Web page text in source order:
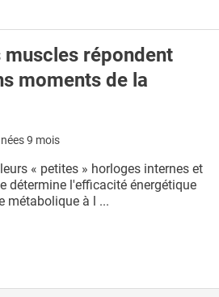
muscles répondent
moments de la
9 mois
« petites » horloges internes et
détermine l'efficacité énergétique
métabolique à l ...